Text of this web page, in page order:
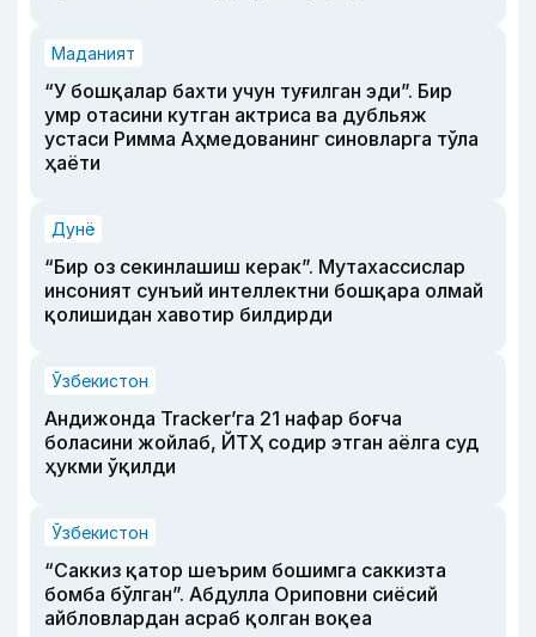
Маданият
“У бошқалар бахти учун туғилган эди”. Бир
умр отасини кутган актриса ва дубльяж
устаси Римма Аҳмедованинг синовларга тўла
ҳаёти
Дунё
“Бир оз секинлашиш керак”. Мутахассислар
инсоният сунъий интеллектни бошқара олмай
қолишидан хавотир билдирди
Ўзбекистон
Андижонда Tracker’га 21 нафар боғча
боласини жойлаб, ЙТҲ содир этган аёлга суд
ҳукми ўқилди
Ўзбекистон
“Саккиз қатор шеърим бошимга саккизта
бомба бўлган”. Абдулла Ориповни сиёсий
айбловлардан асраб қолган воқеа